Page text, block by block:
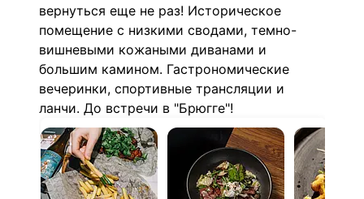
вернуться еще не раз! Историческое
помещение с низкими сводами, темно-
вишневыми кожаными диванами и
большим камином. Гастрономические
вечеринки, спортивные трансляции и
ланчи. До встречи в "Брюгге"!